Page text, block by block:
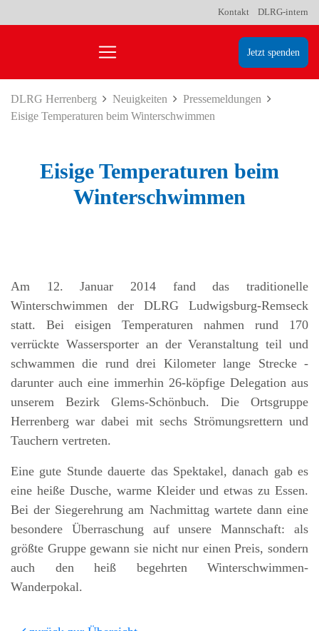
Kontakt DLRG-intern
Jetzt spenden
DLRG Herrenberg Neuigkeiten
Pressemeldungen
Eisige Temperaturen beim Winterschwimmen
Eisige Temperaturen beim
Winterschwimmen
Am 12. Januar 2014 fand das traditionelle
Winterschwimmen der DLRG Ludwigsburg-Remseck
statt. Bei eisigen Temperaturen nahmen rund 170
verrückte Wassersporter an der Veranstaltung teil und
schwammen die rund drei Kilometer lange Strecke -
darunter auch eine immerhin 26-köpfige Delegation aus
unserem Bezirk Glems-Schönbuch. Die Ortsgruppe
Herrenberg war dabei mit sechs Strömungsrettern und
Tauchern vertreten.
Eine gute Stunde dauerte das Spektakel, danach gab es
eine heiße Dusche, warme Kleider und etwas zu Essen.
Bei der Siegerehrung am Nachmittag wartete dann eine
besondere Überraschung auf unsere Mannschaft: als
größte Gruppe gewann sie nicht nur einen Preis, sondern
auch den heiß begehrten Winterschwimmen-
Wanderpokal.